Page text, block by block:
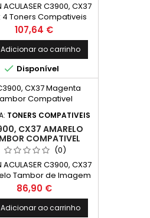
ACULASER C3900, CX37
4 Toners Compativeis
Preço
107,64 €
Adicionar ao carrinho
 Disponível
TONERS COMPATIVEIS
CX37 AMARELO
COMPATIVEL
(0)
ACULASER C3900, CX37
Tambor de Imagem
C13S051201
Capacidade: 30.000k
Preço
86,90 €
Adicionar ao carrinho